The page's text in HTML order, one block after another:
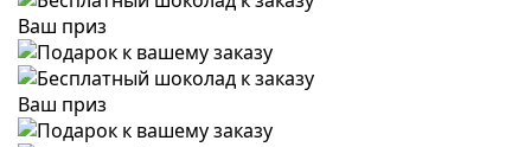
Ваш приз
Ваш приз